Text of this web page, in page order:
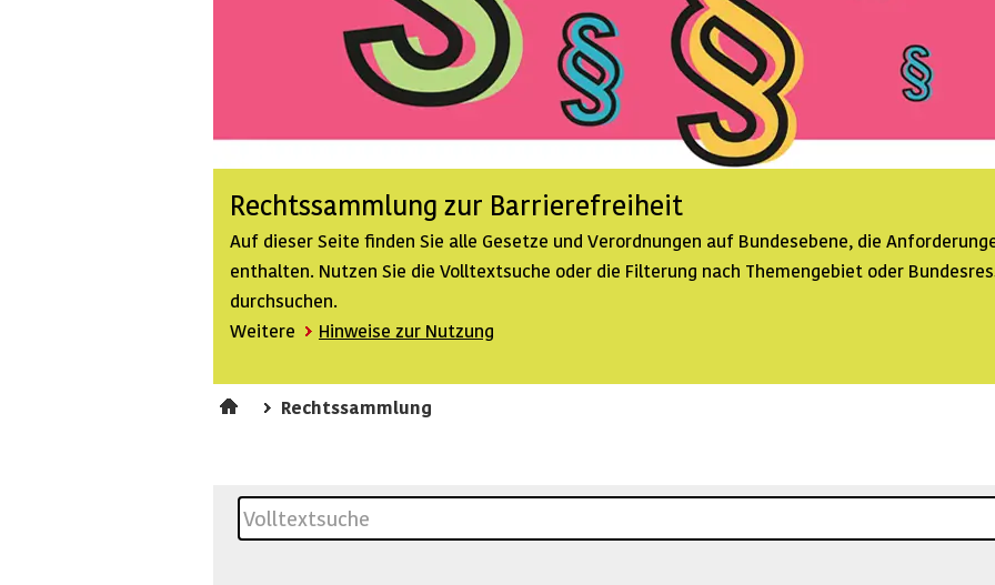
Rechtssammlung zur Barrierefreiheit
Auf dieser Seite finden Sie alle Gesetze und Verordnungen auf Bundesebene, die
enthalten. Nutzen Sie die Volltextsuche oder die Filterung nach Themengebiet oder
durchsuchen.
Weitere
Hinweise zur Nutzung
Rechtssammlung